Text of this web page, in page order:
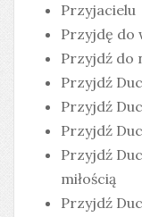
Przyjacielu
Przyjdę do
Przyjdź do
Przyjdź
Przyjdź
Przyjdź
Przyjdź
miłością
Przyjdź